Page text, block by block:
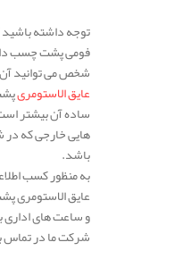
توجه داشته باشید
فومی پشت چسب
شخص می توانید
عایق الاستومری
ساده آن بیشتر
هایی خارجی که در
باشد.
به منظور کسب
عایق الاستومری
و ساعت های
شرکت ما در تماس